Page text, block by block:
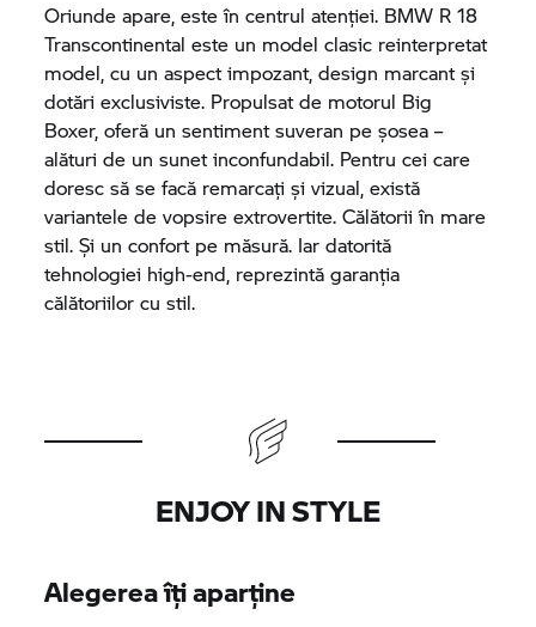
Oriunde apare, este în centrul atenției. BMW R 18
Transcontinental este un model clasic reinterpretat
model, cu un aspect impozant, design marcant și
dotări exclusiviste. Propulsat de motorul Big
Boxer, oferă un sentiment suveran pe șosea –
alături de un sunet inconfundabil. Pentru cei care
doresc să se facă remarcați și vizual, există
variantele de vopsire extrovertite. Călătorii în mare
stil. Și un confort pe măsură. Iar datorită
tehnologiei high-end, reprezintă garanția
călătoriilor cu stil.
ENJOY IN STYLE
Alegerea îți aparține